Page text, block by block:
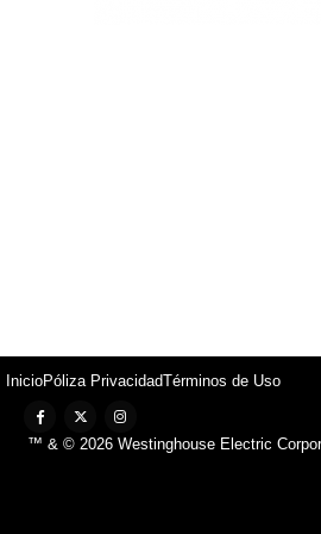
InicioPóliza PrivacidadTérminos de Uso
™ & © 2026 Westinghouse Electric